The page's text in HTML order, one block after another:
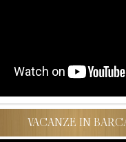
VACANZE IN